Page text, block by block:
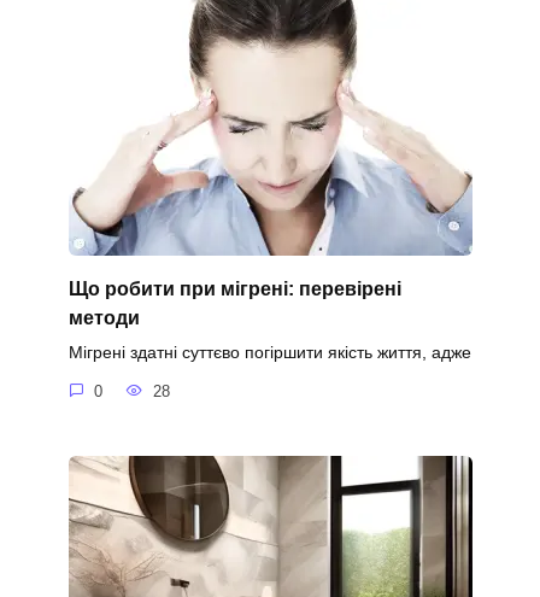
Що робити при мігрені: перевірені
методи
Мігрені здатні суттєво погіршити якість життя, адже
0 28